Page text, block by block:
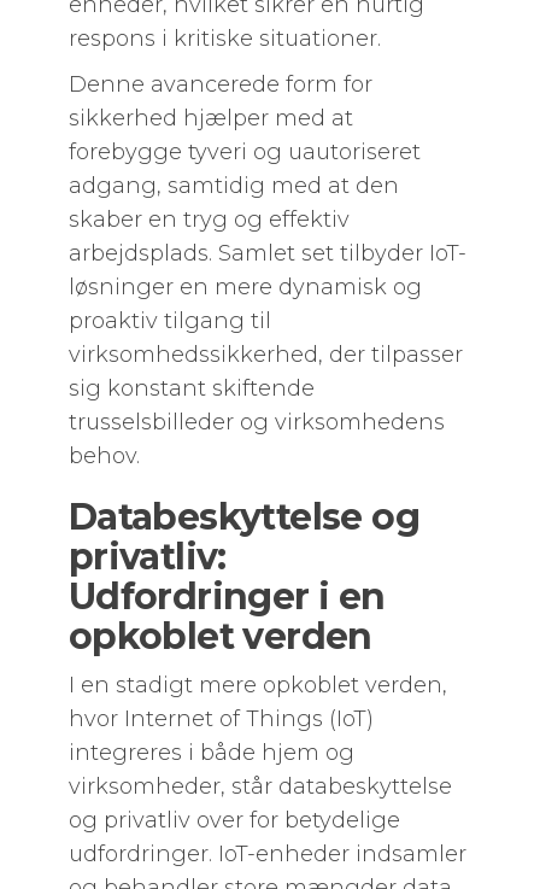
respons i kritiske situationer.
Denne avancerede form for
sikkerhed hjælper med at
forebygge tyveri og uautoriseret
adgang, samtidig med at den
skaber en tryg og effektiv
arbejdsplads. Samlet set tilbyder IoT-
løsninger en mere dynamisk og
proaktiv tilgang til
virksomhedssikkerhed, der tilpasser
sig konstant skiftende
trusselsbilleder og virksomhedens
behov.
Databeskyttelse og
privatliv:
Udfordringer i en
opkoblet verden
I en stadigt mere opkoblet verden,
hvor Internet of Things (IoT)
integreres i både hjem og
virksomheder, står databeskyttelse
og privatliv over for betydelige
udfordringer. IoT-enheder indsamler